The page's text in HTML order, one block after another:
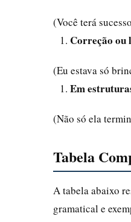
(Você terá
Correção ou
(Eu estava só
Em
(Não só ela
Tabela
A tabela abaixo
gramatical e